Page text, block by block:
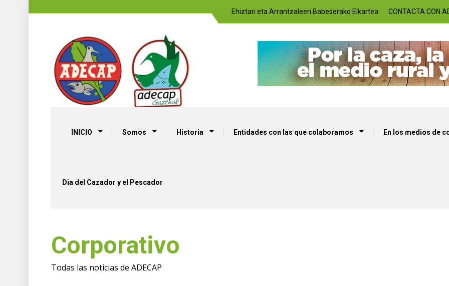
Ehiztari eta Arrantzaleen Babeserako Elkartea CONTACTA CON
INICIO Somos Historia Entidades con las que colaboramos En los medios de
Dia del Cazador y el Pescador
Corporativo
Todas las noticias de ADECAP